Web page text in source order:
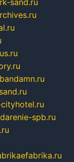
bandamn.ru
spb.ru